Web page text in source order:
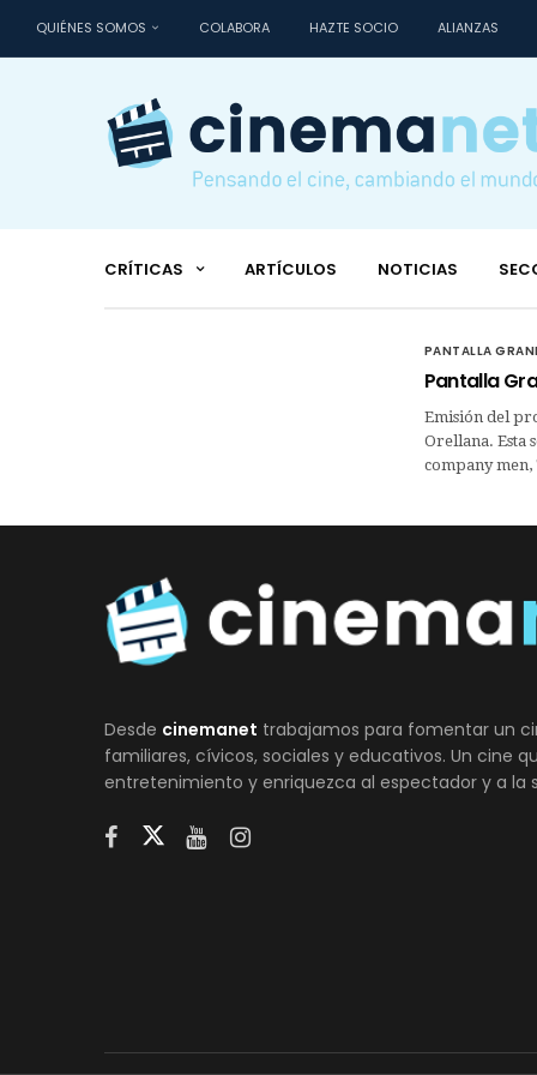
QUIÉNES SOMOS COLABORA HAZTE SOCIO ALIANZAS
CRÍTICAS ARTÍCULOS NOTICIAS
PANTALLA
Pantalla
Emisión del
Orellana. Esta
company
Desde cinemanet trabajamos para fomentar un
familiares, cívicos, sociales y educativos. Un cine
entretenimiento y enriquezca al espectador y a la